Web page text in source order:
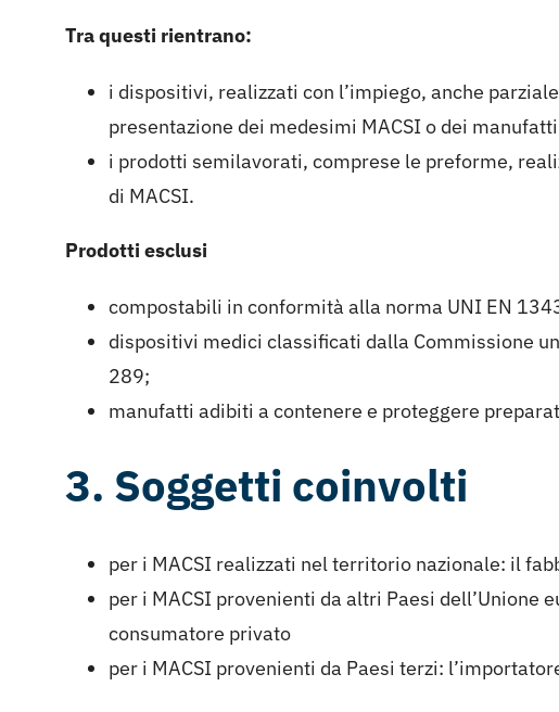
Tra questi rientrano:
i dispositivi, realizzati con l’impiego, anche
presentazione dei medesimi MACSI o dei
i prodotti semilavorati, comprese le preforme,
di MACSI.
Prodotti esclusi
compostabili in conformità alla norma UNI EN
dispositivi medici classificati dalla Commissione
289;
manufatti adibiti a contenere e proteggere
3. Soggetti coinvolti
per i MACSI realizzati nel territorio nazionale: il
per i MACSI provenienti da altri Paesi dell’Unione
consumatore privato
per i MACSI provenienti da Paesi terzi: